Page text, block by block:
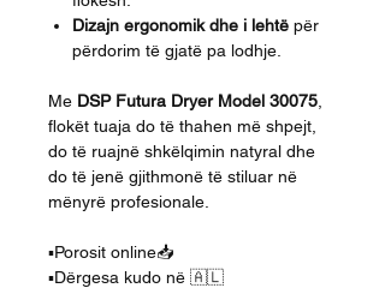
Dizajn ergonomik dhe i lehtë për
përdorim të gjatë pa lodhje.
Me DSP Futura Dryer Model 30075
flokët tuaja do të thahen më shpejt,
do të ruajnë shkëlqimin natyral dhe
do të jenë gjithmonë të stiluar në
mënyrë profesionale.
▪️Porosit online📥
▪️Dërgesa kudo në 🇦🇱